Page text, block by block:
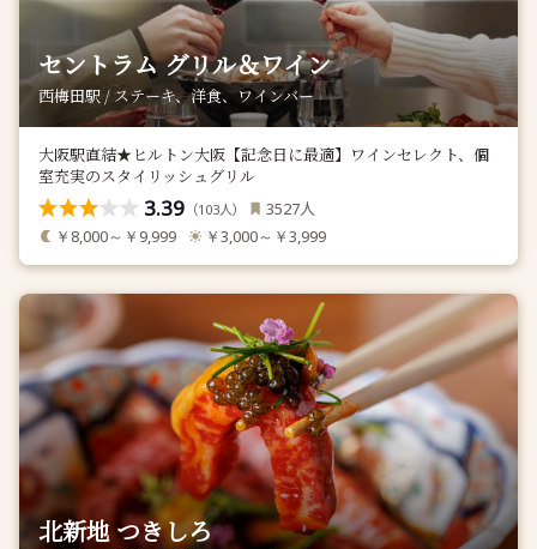
セントラム グリル＆ワイン
西梅田駅 / ステーキ、洋食、ワインバー
大阪駅直結★ヒルトン大阪【記念日に最適】ワインセレクト、個
室充実のスタイリッシュグリル
3.39 （103人） 3527人
￥8,000～￥9,999 ￥3,000～￥3,999
北新地 つきしろ